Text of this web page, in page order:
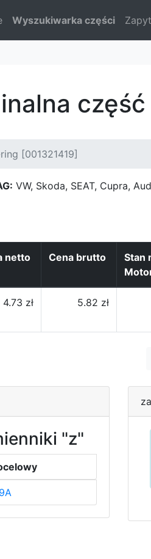
Wyszukiwarka części
[001321419]
VW, Skoda, SEAT, Cupra,
netto Cena brutto
Stan
4.73 zł 5.82 zł
"z"